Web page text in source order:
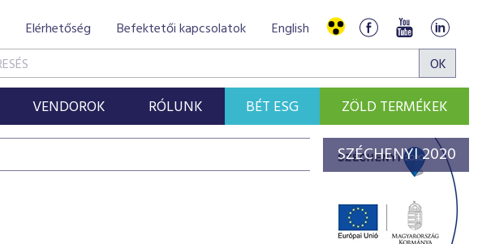
Elérhetőség Befektetői kapcsolatok English
VENDOROK RÓLUNK BÉT ESG ZÖLD TERMÉKEK
SZÉCHENYI 2020